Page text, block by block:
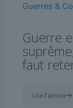
Guerres &
Guerre
faut
Lire l'article